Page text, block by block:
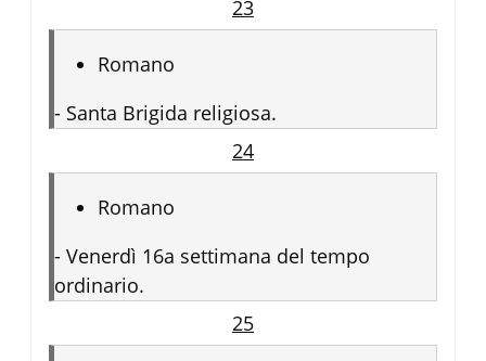
23
Romano
- Santa Brigida religiosa.
24
Romano
- Venerdì 16a settimana del tempo
ordinario.
25